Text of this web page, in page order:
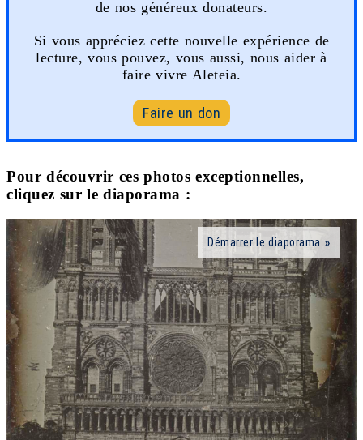
de nos généreux donateurs.
Si vous appréciez cette nouvelle expérience de
lecture, vous pouvez, vous aussi, nous aider à
faire vivre Aleteia.
Faire un don
Pour découvrir ces photos exceptionnelles,
cliquez sur le diaporama :
Démarrer le diaporama